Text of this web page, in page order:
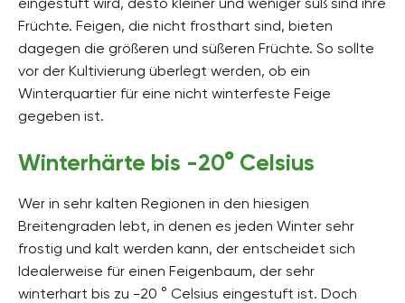
Früchte. Feigen, die nicht frosthart sind, bieten
dagegen die größeren und süßeren Früchte. So sollte
vor der Kultivierung überlegt werden, ob ein
Winterquartier für eine nicht winterfeste Feige
gegeben ist.
Winterhärte bis -20° Celsius
Wer in sehr kalten Regionen in den hiesigen
Breitengraden lebt, in denen es jeden Winter sehr
frostig und kalt werden kann, der entscheidet sich
Idealerweise für einen Feigenbaum, der sehr
winterhart bis zu -20 ° Celsius eingestuft ist. Doch